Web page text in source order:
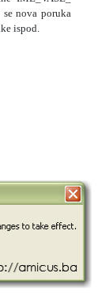
nova poruka
ispod.